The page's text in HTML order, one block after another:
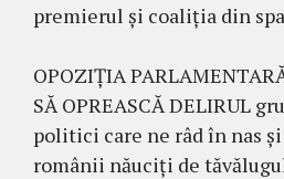
premierul și coaliția din
OPOZIȚIA
SĂ OPREASCĂ DELIRUL
politici care ne râd în nas
românii năuciți de